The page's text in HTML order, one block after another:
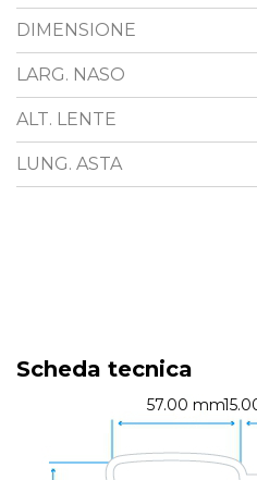
DIMENSIONE
LARG. NASO
ALT. LENTE
LUNG. ASTA
Scheda tecnica
57.00 mm.